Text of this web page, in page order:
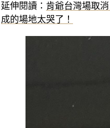
延伸閱讀： 肯爺台灣場取
成的場地太哭了！